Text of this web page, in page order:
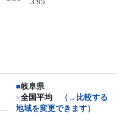
■岐阜県
■全国平均
（→比較する
地域を変更できます）